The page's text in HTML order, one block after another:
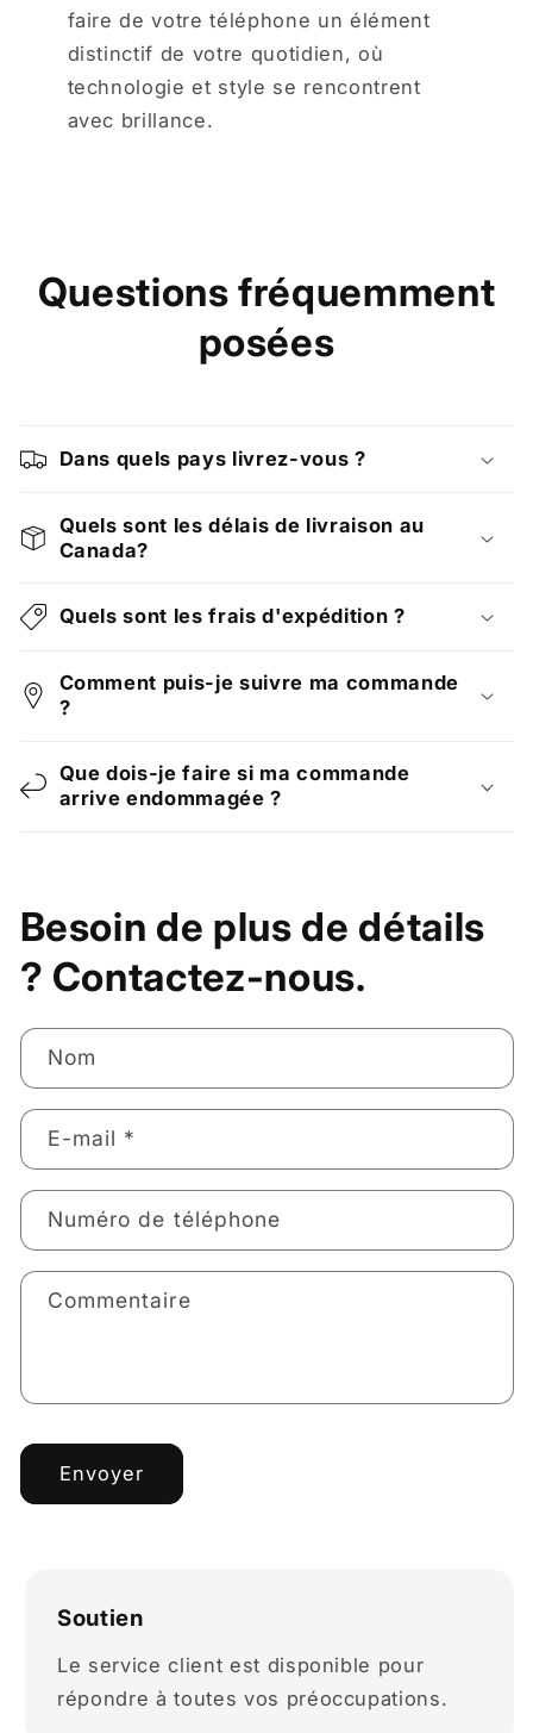
faire de votre téléphone un élément
distinctif de votre quotidien, où
technologie et style se rencontrent
avec brillance.
Questions fréquemment
posées
Dans quels pays livrez-vous ?
Quels sont les délais de livraison au
Canada?
Quels sont les frais d'expédition ?
Comment puis-je suivre ma commande
?
Que dois-je faire si ma commande
arrive endommagée ?
Besoin de plus de détails
? Contactez-nous.
Nom
E-mail *
Numéro de téléphone
Commentaire
Envoyer
Soutien
Le service client est disponible pour
répondre à toutes vos préoccupations.